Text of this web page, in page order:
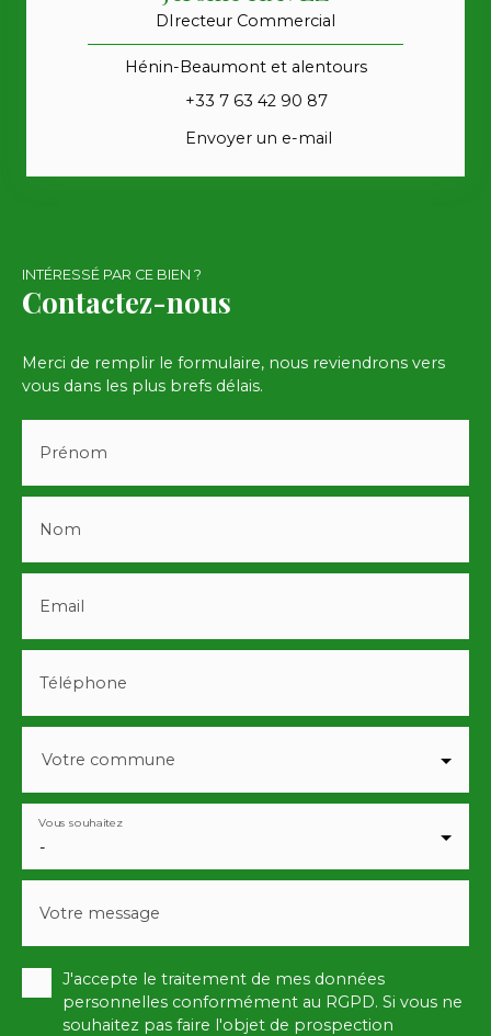
DIrecteur Commercial
Hénin-Beaumont et alentours
+33 7 63 42 90 87
Envoyer un e-mail
INTÉRESSÉ PAR CE BIEN ?
Contactez-nous
Merci de remplir le formulaire, nous reviendrons vers
vous dans les plus brefs délais.
Prénom
Nom
Email
Téléphone
Votre commune
-
Vous souhaitez
Votre message
J'accepte le traitement de mes données
personnelles conformément au RGPD. Si vous ne
souhaitez pas faire l'objet de prospection